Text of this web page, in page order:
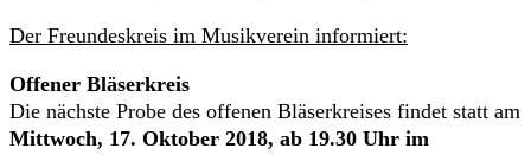
Der Freundeskreis im Musikverein informiert:
Offener Bläserkreis
Die nächste Probe des offenen Bläserkreises findet statt am
Mittwoch, 17. Oktober 2018, ab 19.30 Uhr im